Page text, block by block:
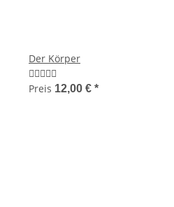
Der Körper
Preis 12,00 € *